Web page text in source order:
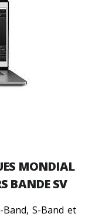
MONDIAL
BANDE SV
S-Band et